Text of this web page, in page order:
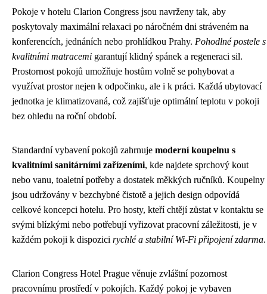
Pokoje v hotelu Clarion Congress jsou navrženy tak, aby
poskytovaly maximální relaxaci po náročném dni stráveném na
konferencích, jednáních nebo prohlídkou Prahy. Pohodlné postele s
kvalitními matracemi garantují klidný spánek a regeneraci sil.
Prostornost pokojů umožňuje hostům volně se pohybovat a
využívat prostor nejen k odpočinku, ale i k práci. Každá ubytovací
jednotka je klimatizovaná, což zajišťuje optimální teplotu v pokoji
bez ohledu na roční období.
Standardní vybavení pokojů zahrnuje moderní koupelnu s
kvalitními sanitárními zařízeními, kde najdete sprchový kout
nebo vanu, toaletní potřeby a dostatek měkkých ručníků. Koupelny
jsou udržovány v bezchybné čistotě a jejich design odpovídá
celkové koncepci hotelu. Pro hosty, kteří chtějí zůstat v kontaktu se
svými blízkými nebo potřebují vyřizovat pracovní záležitosti, je v
každém pokoji k dispozici rychlé a stabilní Wi-Fi připojení zdarma.
Clarion Congress Hotel Prague věnuje zvláštní pozornost
pracovnímu prostředí v pokojích. Každý pokoj je vybaven